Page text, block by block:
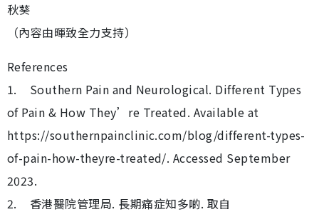
秋葵
（內容由暉致全力支持）
References
1. Southern Pain and Neurological. Different Types
of Pain & How They’re Treated. Available at
https://southernpainclinic.com/blog/different-types-
of-pain-how-theyre-treated/. Accessed September
2023.
2. 香港醫院管理局. 長期痛症知多啲. 取自